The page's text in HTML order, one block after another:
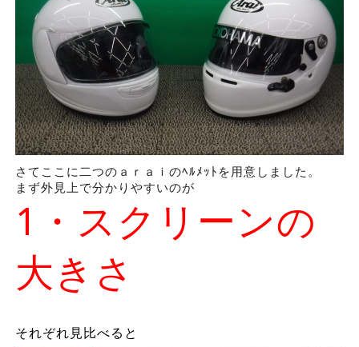
さてここに二つのａｒａｉのﾍﾙﾒｯﾄを用意しました。
まず外見上で分かりやすいのが
1・スクリーンの
大きさ
それぞれ見比べると